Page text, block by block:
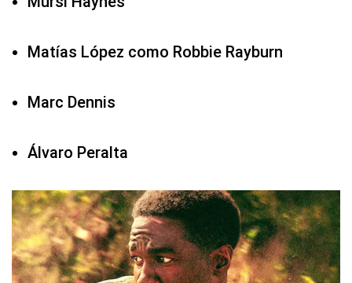
Matías López como Robbie Rayburn
Marc Dennis
Álvaro Peralta